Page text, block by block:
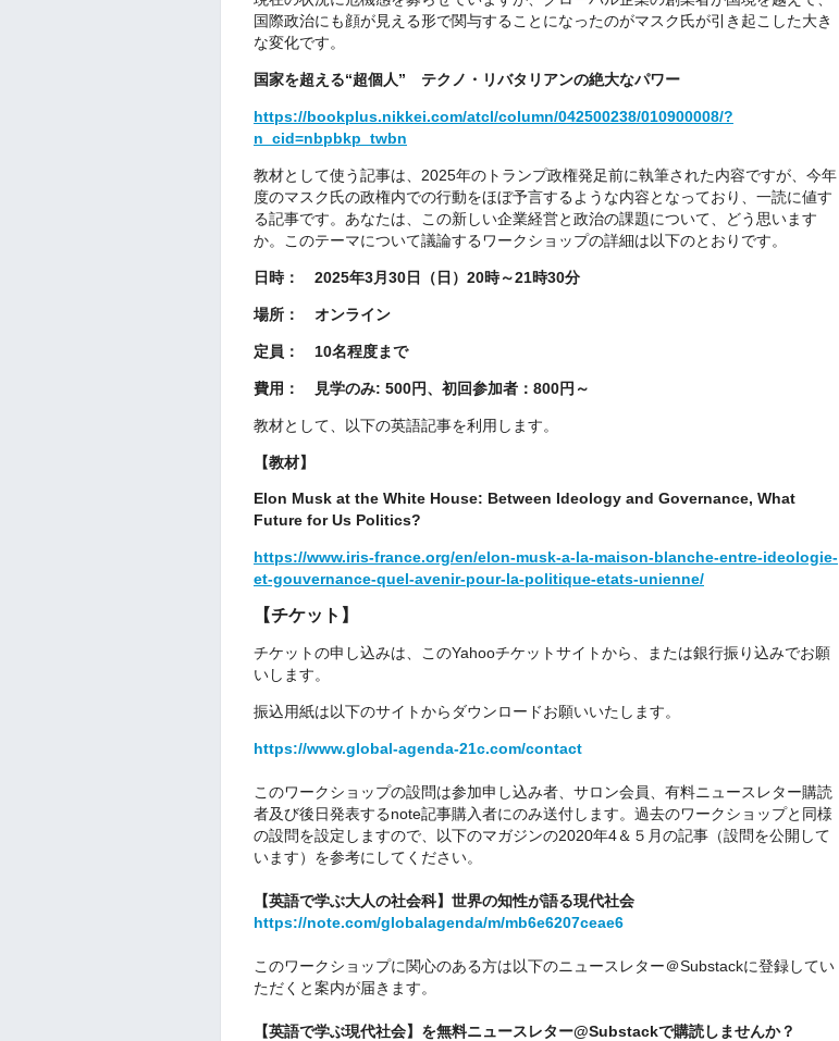
国際政治にも顔が見える形で関与することになったのがマスク氏が引き起こした大き
な変化です。
国家を超える“超個人” テクノ・リバタリアンの絶大なパワー
https://bookplus.nikkei.com/atcl/column/042500238/010900008/?
n_cid=nbpbkp_twbn
教材として使う記事は、2025年のトランプ政権発足前に執筆された内容ですが、今年
度のマスク氏の政権内での行動をほぼ予言するような内容となっており、一読に値す
る記事です。あなたは、この新しい企業経営と政治の課題について、どう思います
か。このテーマについて議論するワークショップの詳細は以下のとおりです。
日時： 2025年3月30日（日）20時～21時30分
場所： オンライン
定員： 10名程度まで
費用： 見学のみ: 500円、初回参加者：800円～
教材として、以下の英語記事を利用します。
【教材】
Elon Musk at the White House: Between Ideology and Governance, What
Future for Us Politics?
https://www.iris-france.org/en/elon-musk-a-la-maison-blanche-entre-ideologie-
et-gouvernance-quel-avenir-pour-la-politique-etats-unienne/
【チケット】
チケットの申し込みは、このYahooチケットサイトから、または銀行振り込みでお願
いします。
振込用紙は以下のサイトからダウンロードお願いいたします。
https://www.global-agenda-21c.com/contact
このワークショップの設問は参加申し込み者、サロン会員、有料ニュースレター購読
者及び後日発表するnote記事購入者にのみ送付します。過去のワークショップと同様
の設問を設定しますので、以下のマガジンの2020年4＆５月の記事（設問を公開して
います）を参考にしてください。
【英語で学ぶ大人の社会科】世界の知性が語る現代社会
https://note.com/globalagenda/m/mb6e6207ceae6
このワークショップに関心のある方は以下のニュースレター＠Substackに登録してい
ただくと案内が届きます。
【英語で学ぶ現代社会】を無料ニュースレター@Substackで購読しませんか？